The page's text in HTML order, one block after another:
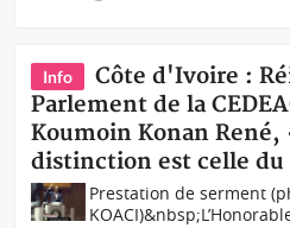
Info
Côte d'Ivoire :
Parlement de la
Koumoin Konan
distinction est celle du
Prestation de serment